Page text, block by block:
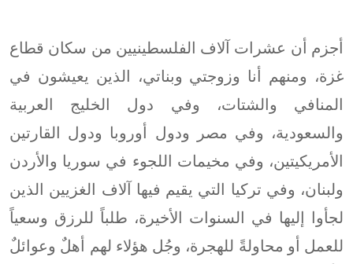
أجزم أن عشرات آلاف الفلسطينيين من سكان قطاع
غزة، ومنهم أنا وزوجتي وبناتي، الذين يعيشون في
المنافي والشتات، وفي دول الخليج العربية
والسعودية، وفي مصر ودول أوروبا ودول القارتين
الأمريكيتين، وفي مخيمات اللجوء في سوريا والأردن
ولبنان، وفي تركيا التي يقيم فيها آلاف الغزيين الذين
لجأوا إليها في السنوات الأخيرة، طلباً للرزق وسعياً
للعمل أو محاولةً للهجرة، وجُل هؤلاء لهم أهلٌ وعوائلٌ